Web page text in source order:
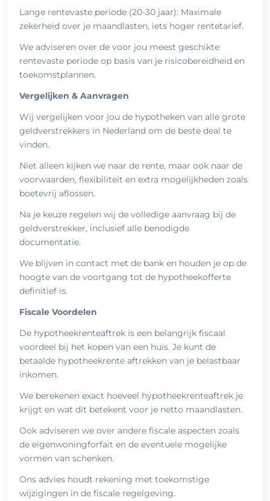
Lange rentevaste periode (20-30 jaar): Maximale
zekerheid over je maandlasten, iets hoger rentetarief.
We adviseren over de voor jou meest geschikte
rentevaste periode op basis van je risicobereidheid en
toekomstplannen.
Vergelijken & Aanvragen
Wij vergelijken voor jou de hypotheken van alle grote
geldverstrekkers in Nederland om de beste deal te
vinden.
Niet alleen kijken we naar de rente, maar ook naar de
voorwaarden, flexibiliteit en extra mogelijkheden zoals
boetevrij aflossen.
Na je keuze regelen wij de volledige aanvraag bij de
geldverstrekker, inclusief alle benodigde
documentatie.
We blijven in contact met de bank en houden je op de
hoogte van de voortgang tot de hypotheekofferte
definitief is.
Fiscale Voordelen
De hypotheekrenteaftrek is een belangrijk fiscaal
voordeel bij het kopen van een huis. Je kunt de
betaalde hypotheekrente aftrekken van je belastbaar
inkomen.
We berekenen exact hoeveel hypotheekrenteaftrek je
krijgt en wat dit betekent voor je netto maandlasten.
Ook adviseren we over andere fiscale aspecten zoals
de eigenwoningforfait en de eventuele mogelijke
vormen van schenken.
Ons advies houdt rekening met toekomstige
wijzigingen in de fiscale regelgeving.